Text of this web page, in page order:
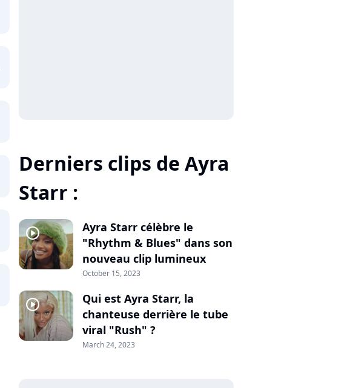
Derniers clips de Ayra
Starr :
player2
Ayra Starr célèbre le
"Rhythm & Blues" dans son
nouveau clip lumineux
October 15, 2023
player2
Qui est Ayra Starr, la
chanteuse derrière le tube
viral "Rush" ?
March 24, 2023